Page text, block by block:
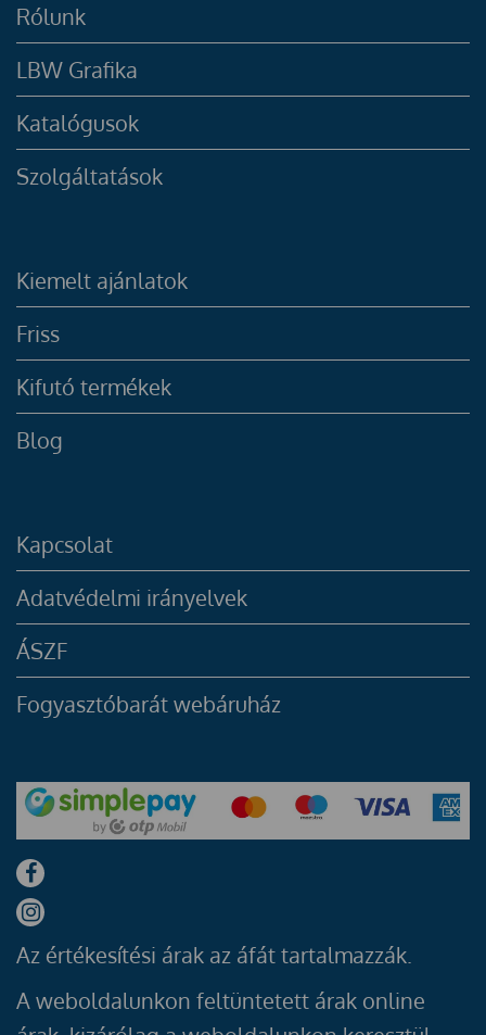
Rólunk
LBW Grafika
Katalógusok
Szolgáltatások
Kiemelt ajánlatok
Friss
Kifutó termékek
Blog
Kapcsolat
Adatvédelmi irányelvek
ÁSZF
Fogyasztóbarát webáruház
Az értékesítési árak az áfát tartalmazzák.
A weboldalunkon feltüntetett árak online